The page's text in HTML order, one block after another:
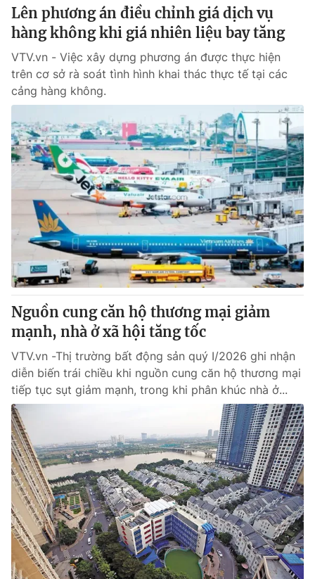
Lên phương án điều chỉnh giá dịch vụ
hàng không khi giá nhiên liệu bay tăng
VTV.vn - Việc xây dựng phương án được thực hiện
trên cơ sở rà soát tình hình khai thác thực tế tại các
cảng hàng không.
Nguồn cung căn hộ thương mại giảm
mạnh, nhà ở xã hội tăng tốc
VTV.vn -Thị trường bất động sản quý I/2026 ghi nhận
diễn biến trái chiều khi nguồn cung căn hộ thương mại
tiếp tục sụt giảm mạnh, trong khi phân khúc nhà ở...